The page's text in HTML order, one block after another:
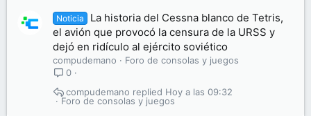
Noticia
La historia del Cessna blanco de Tetris,
el avión que provocó la censura de la URSS y
dejó en ridículo al ejército soviético
compudemano
Foro de consolas y juegos
0
Foro de consolas y juegos
Hoy a las 09:32
compudemano